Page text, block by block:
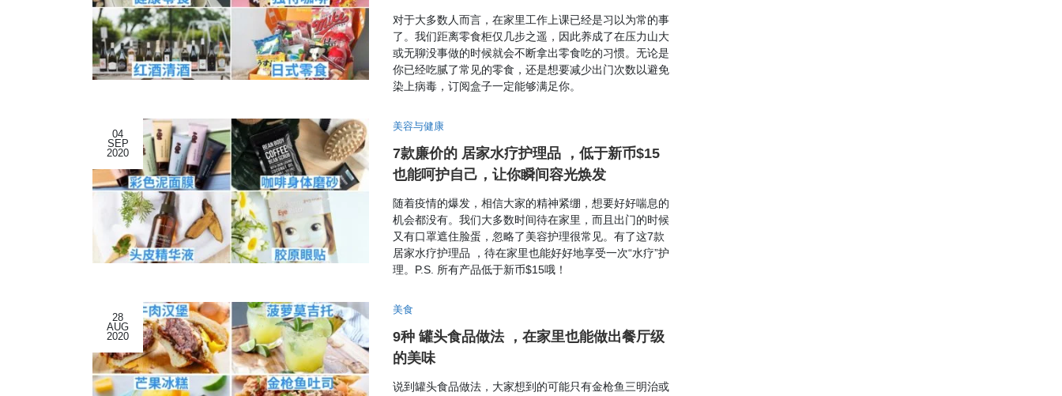
对于大多数人而言，在家里工作上课已经是习以为常的事
了。我们距离零食柜仅几步之遥，因此养成了在压力山大
或无聊没事做的时候就会不断拿出零食吃的习惯。无论是
你已经吃腻了常见的零食，还是想要减少出门次数以避免
染上病毒，订阅盒子一定能够满足你。
04
SEP
2020
美容与健康
7款廉价的 居家水疗护理品 ，低于新币$15
也能呵护自己，让你瞬间容光焕发
随着疫情的爆发，相信大家的精神紧绷，想要好好喘息的
机会都没有。我们大多数时间待在家里，而且出门的时候
又有口罩遮住脸蛋，忽略了美容护理很常见。有了这7款
居家水疗护理品 ，待在家里也能好好地享受一次“水疗”护
理。P.S. 所有产品低于新币$15哦！
28
AUG
2020
美食
9种 罐头食品做法 ，在家里也能做出餐厅级
的美味
说到罐头食品做法，大家想到的可能只有金枪鱼三明治或